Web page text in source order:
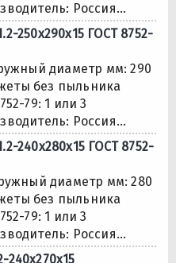
Россия...
250х290х15 ГОСТ 8752-
диаметр мм: 290
без пыльника
79: 1 или 3
Россия...
240х280х15 ГОСТ 8752-
диаметр мм: 280
без пыльника
79: 1 или 3
Россия...